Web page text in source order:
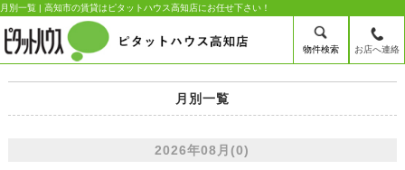
月別一覧 | 高知市の賃貸はピタットハウス高知店にお任せ下さい！
物件検索 お店へ連絡
月別一覧
2026年08月(0)